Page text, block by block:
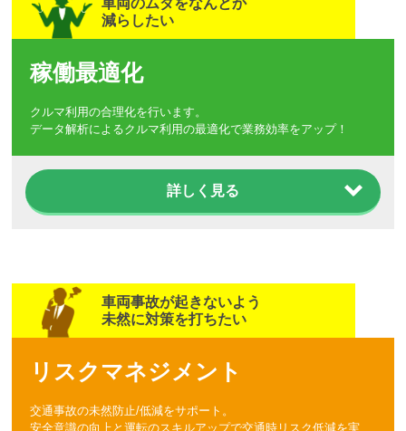
車両のムダをなんとか
減らしたい
稼働最適化
クルマ利用の合理化を行います。
データ解析によるクルマ利用の最適化で業務効率をアップ！
詳しく見る
車両事故が起きないよう
未然に対策を打ちたい
リスクマネジメント
交通事故の未然防止/低減をサポート。
安全意識の向上と運転のスキルアップで交通時リスク低減を実